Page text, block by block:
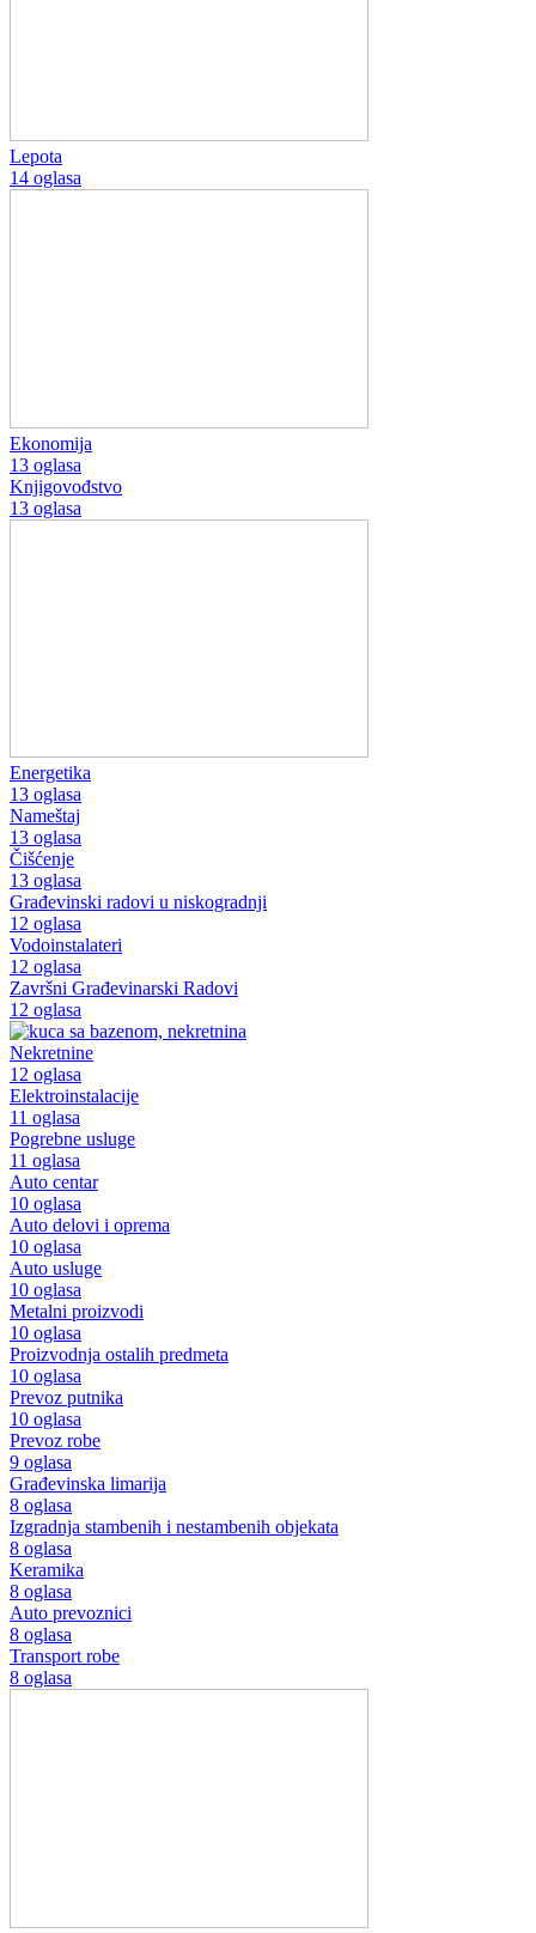
Lepota
14 oglasa
Ekonomija
13 oglasa
Knjigovođstvo
13 oglasa
Energetika
13 oglasa
Nameštaj
13 oglasa
Čišćenje
13 oglasa
Građevinski radovi u niskogradnji
12 oglasa
Vodoinstalateri
12 oglasa
Završni Građevinarski Radovi
12 oglasa
Nekretnine
12 oglasa
Elektroinstalacije
11 oglasa
Pogrebne usluge
11 oglasa
Auto centar
10 oglasa
Auto delovi i oprema
10 oglasa
Auto usluge
10 oglasa
Metalni proizvodi
10 oglasa
Proizvodnja ostalih predmeta
10 oglasa
Prevoz putnika
10 oglasa
Prevoz robe
9 oglasa
Građevinska limarija
8 oglasa
Izgradnja stambenih i nestambenih objekata
8 oglasa
Keramika
8 oglasa
Auto prevoznici
8 oglasa
Transport robe
8 oglasa